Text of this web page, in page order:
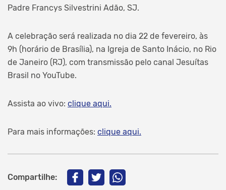
Padre Francys Silvestrini Adão, SJ.
A celebração será realizada no dia 22 de fevereiro, às
9h (horário de Brasília), na Igreja de Santo Inácio, no Rio
de Janeiro (RJ), com transmissão pelo canal Jesuítas
Brasil no YouTube.
Assista ao vivo: clique aqui.
Para mais informações: clique aqui.
Compartilhe: